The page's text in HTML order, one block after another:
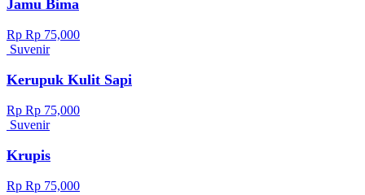
Jamu Bima
Rp Rp 75,000
Suvenir
Kerupuk Kulit Sapi
Rp Rp 75,000
Suvenir
Krupis
Rp Rp 75,000